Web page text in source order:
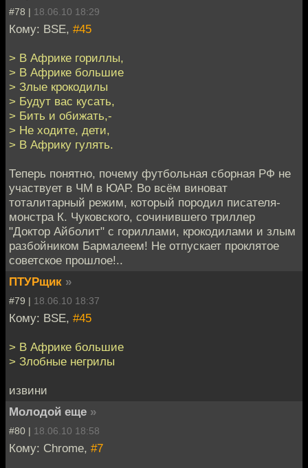
#78 | 18.06.10 18:29
Кому: BSE, #45
> В Африке гориллы,
> В Африке большие
> Злые крокодилы
> Будут вас кусать,
> Бить и обижать,-
> Не ходите, дети,
> В Африку гулять.
Теперь понятно, почему футбольная сборная РФ не
участвует в ЧМ в ЮАР. Во всём виноват
тоталитарный режим, который породил писателя-
монстра К. Чуковского, сочинившего триллер
"Доктор Айболит" с гориллами, крокодилами и злым
разбойником Бармалеем! Не отпускает проклятое
советское прошлое!..
ПТУРщик »
#79 | 18.06.10 18:37
Кому: BSE, #45
> В Африке большие
> Злобные негрилы
извини
Молодой еще »
#80 | 18.06.10 18:58
Кому: Chrome, #7